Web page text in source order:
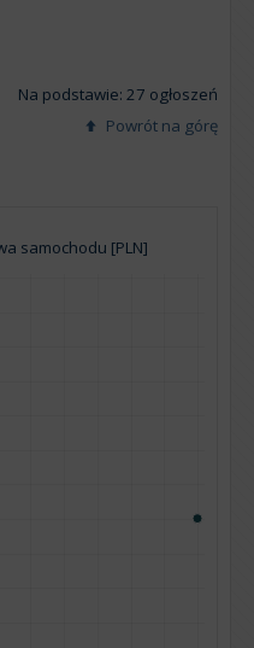
Na podstawie: 27 ogłoszeń
Powrót na górę
samochodu [PLN]